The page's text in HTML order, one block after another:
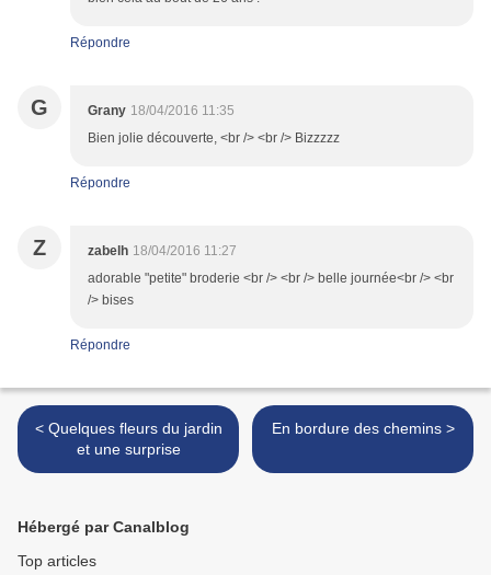
Répondre
G Grany 18/04/2016 11:35
Bien jolie découverte, <br /> <br /> Bizzzzz
Répondre
Z zabelh 18/04/2016 11:27
adorable "petite" broderie <br /> <br /> belle journée<br /> <br
/> bises
Répondre
< Quelques fleurs du jardin
et une surprise
En bordure des chemins >
Hébergé par Canalblog
Top articles